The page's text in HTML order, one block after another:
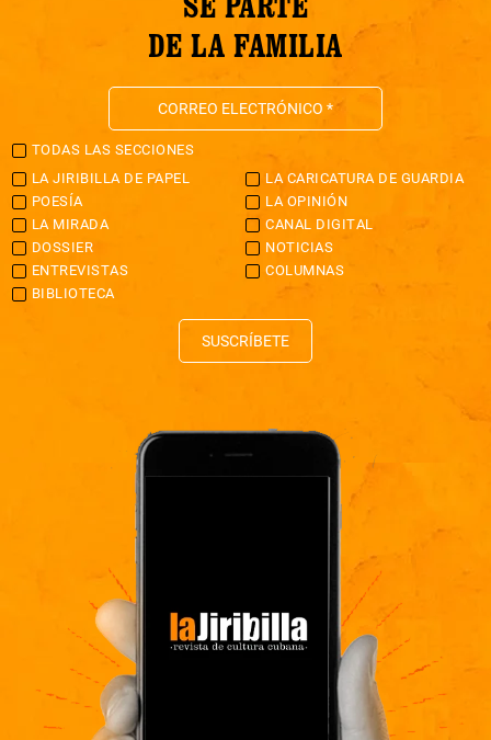
DE LA FAMILIA
TODAS LAS SECCIONES
LA JIRIBILLA DE PAPEL
LA CARICATURA DE GUARDIA
POESÍA
LA OPINIÓN
LA MIRADA
CANAL DIGITAL
DOSSIER
NOTICIAS
ENTREVISTAS
COLUMNAS
BIBLIOTECA
SUSCRÍBETE